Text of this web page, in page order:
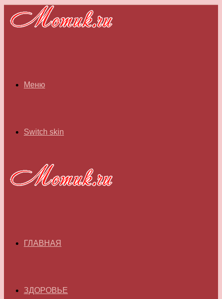
Меню
Switch skin
ГЛАВНАЯ
ЗДОРОВЬЕ